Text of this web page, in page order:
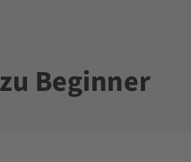
Beginner